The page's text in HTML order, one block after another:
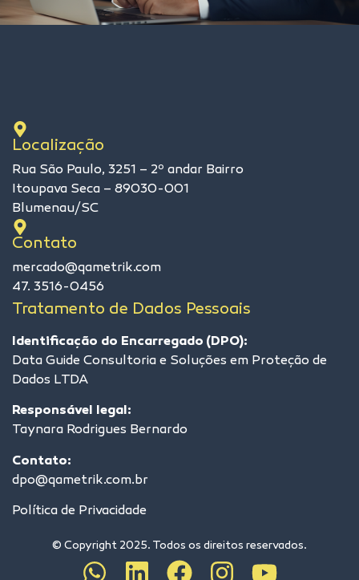
© Copyright 2025. Todos os direitos reservados.
Localização
Rua São Paulo, 3251 – 2º andar Bairro
Itoupava Seca – 89030-001
Blumenau/SC
Contato
mercado@qametrik.com
47. 3516-0456
Tratamento de Dados Pessoais
Identificação do Encarregado (DPO):
Data Guide Consultoria e Soluções em Proteção de
Dados LTDA
Responsável legal:
Taynara Rodrigues Bernardo
Contato:
dpo@qametrik.com.br
Política de Privacidade